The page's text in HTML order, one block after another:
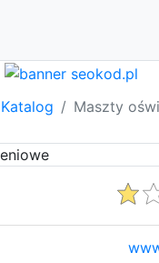
Katalog Maszty